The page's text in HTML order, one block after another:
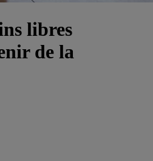
libres
de la